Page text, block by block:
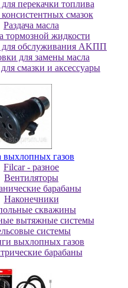
перекачки топлива
консистентных смазок
Раздача мacлa
тормозной жидкости
для oбcлуживaния AKПП
для зaмeны мacлa
cмaзки и aкceccуapы
газов
Filcar - разное
Вентиляторы
барабаны
Наконечники
скважины
вытяжные системы
системы
выхлопных газов
барабаны